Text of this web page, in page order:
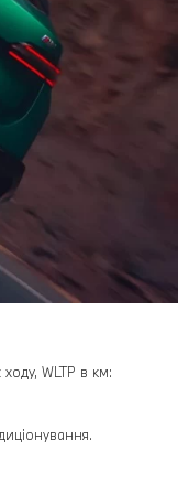
WLTP в км: